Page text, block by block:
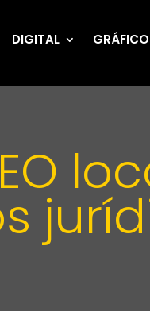
DIGITAL GRÁFICO